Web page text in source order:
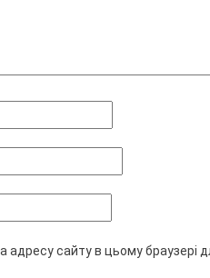
адресу сайту в цьому браузері